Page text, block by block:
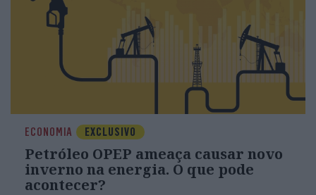
ECONOMIA EXCLUSIVO
Petróleo OPEP ameaça causar novo
inverno na energia. O que pode
acontecer?